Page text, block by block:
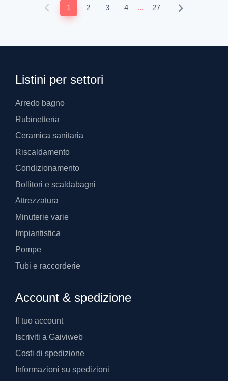
1 2 3 4 ... 27
Listini per settori
Arredo bagno
Rubinetteria
Ceramica sanitaria
Riscaldamento
Condizionamento
Bollitori e scaldabagni
Attrezzatura
Minuterie varie
Impiantistica
Pompe
Tubi e raccorderie
Account & spedizione
Il tuo account
Iscriviti a Gaiviweb
Costi di spedizione
Informazioni su spedizioni